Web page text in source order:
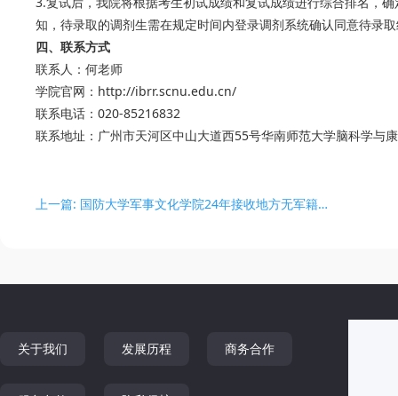
知，待录取的调剂生需在规定时间内登录调剂系统确认同意待录
四、联系方式
联系人：何老师
学院官网：http://ibrr.scnu.edu.cn/
联系电话：020-85216832
联系地址：广州市天河区中山大道西55号华南师范大学脑科学与
上一篇: 国防大学军事文化学院24年接收地方无军籍硕士研究生调剂公告
关于我们 发展历程 商务合作